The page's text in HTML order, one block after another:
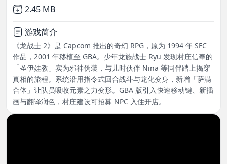
Not downloaded
2.45 MB
游戏简介
《龙战士 2》是 Capcom 推出的奇幻 RPG，原为 1994 年 SFC
作品，2001 年移植至 GBA。少年龙族战士 Ryu 发现村庄信奉的
「圣伊娃教」实为邪神伪装，与儿时伙伴 Nina 等同伴踏上揭穿
真相的旅程。系统沿用指令式回合战斗与龙化变身，新增「萨满
合体」让队员吸收元素之力变形。GBA 版引入快速移动键、新插
画与翻译润色，村庄建设可招募 NPC 入住开店。